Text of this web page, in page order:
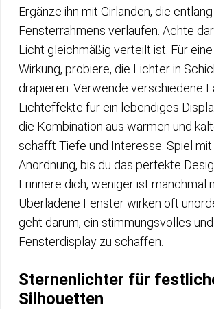
Ergänze ihn mit Girlanden, die
Fensterrahmens verlaufen. Achte
Licht gleichmäßig verteilt ist. Für
Wirkung, probiere, die Lichter in
drapieren. Verwende verschiedene
Lichteffekte für ein lebendiges
die Kombination aus warmen und
schafft Tiefe und Interesse. Spiel
Anordnung, bis du das perfekte
Erinnere dich, weniger ist manchmal
Überladene Fenster wirken oft
geht darum, ein stimmungsvolles
Fensterdisplay zu schaffen.
Sternenlichter für
Silhouetten